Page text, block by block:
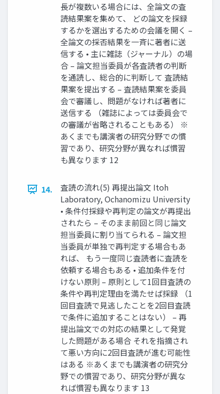
長が複数いる場合には、全論文の査
読結果案を集めて、 どの論文を採録
するかを選出するための会議を開く –
全論文の採否結果を一斉に著者に送
信する • 主に雑誌（ジャーナル）の場
合 – 論文担当委員が各査読者の判断
を通読し、総合的に判断して 査読結
果案を提出する – 査読結果案を委員
会で審議し、問題がなければ著者に
送信する （雑誌によっては委員会で
の審議が省略されることもある） ※
あくまでも講演者の研究分野での慣
習であり、研究分野が異なれば慣習
も異なります 12
14.
査読の流れ(5) 再提出論文 Itoh
Laboratory, Ochanomizu University
• 条件付採録や再判定の論文が再提出
されたら – そのまま前回と同じ論文
担当委員に割り当てられる – 論文担
当委員が単独で再判定する場合もあ
れば、 もう一度同じ査読者に査読を
依頼する場合もある • 追加条件を付
けない原則 – 原則として1回目査読の
条件や再判定理由を満たせば採録 （1
回目査読で見逃したことを2回目査読
で条件に追加することはない） – 再
提出論文での対応の結果として発覚
した問題がある場合 それを指摘され
て悪い方向に2回目査読が進む可能性
はある ※あくまでも講演者の研究分
野での慣習であり、研究分野が異な
れば慣習も異なります 13